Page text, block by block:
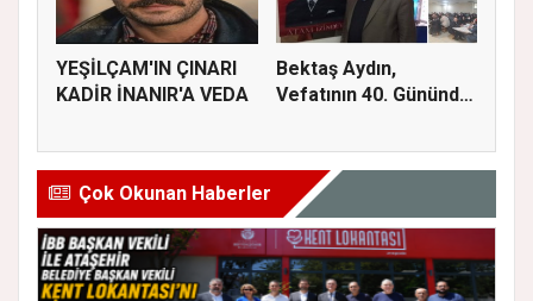
YEŞİLÇAM'IN ÇINARI
KADİR İNANIR'A VEDA
Bektaş Aydın,
Vefatının 40. Gününde
Çok Okunan Haberler